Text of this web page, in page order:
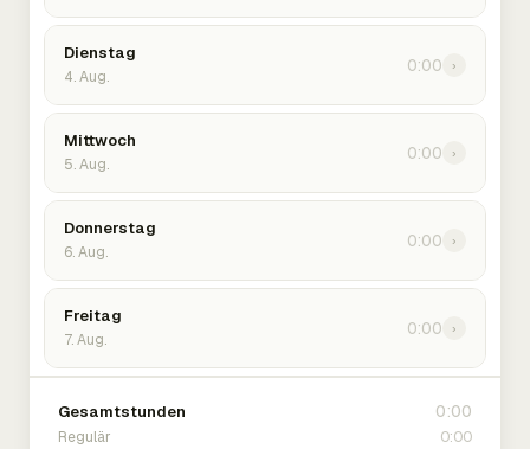
Dienstag
4. Aug.
0:00 ›
Mittwoch
5. Aug.
0:00 ›
Donnerstag
6. Aug.
0:00 ›
Freitag
7. Aug.
0:00 ›
Gesamtstunden 0:00
Regulär 0:00